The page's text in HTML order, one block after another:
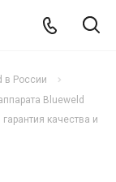
в России
Blueweld
качества и